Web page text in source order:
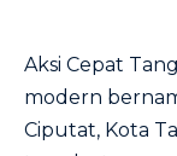
Aksi Cepat
modern
Ciputat, Kota